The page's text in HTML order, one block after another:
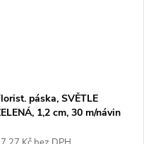
páska, SVĚTLE
1,2 cm, 30 m/návin